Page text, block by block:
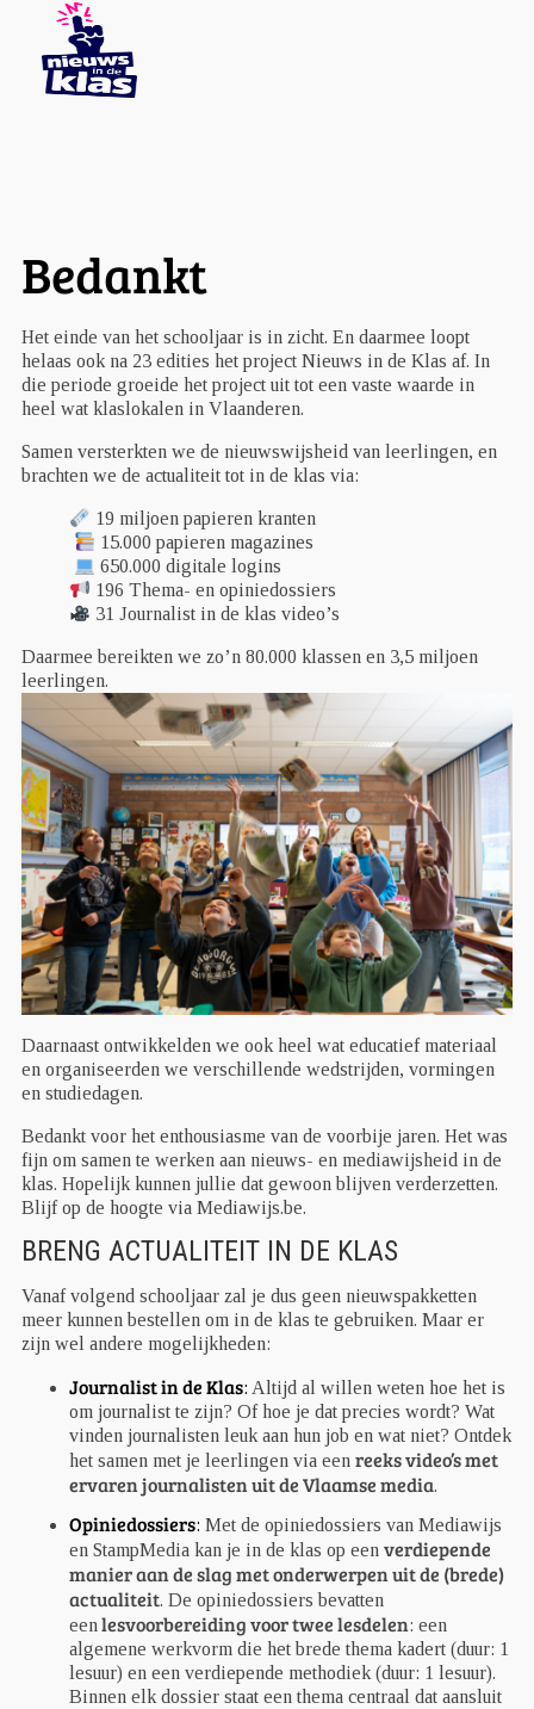
Bedankt
Het einde van het schooljaar is in zicht. En daarmee loopt
helaas ook na 23 edities het project Nieuws in de Klas af. In
die periode groeide het project uit tot een vaste waarde in
heel wat klaslokalen in Vlaanderen.
Samen versterkten we de nieuwswijsheid van leerlingen, en
brachten we de actualiteit tot in de klas via:
19 miljoen papieren kranten
15.000 papieren magazines
650.000 digitale logins
196 Thema- en opiniedossiers
31 Journalist in de klas video’s
Daarmee bereikten we zo’n 80.000 klassen en 3,5 miljoen
leerlingen.
Daarnaast ontwikkelden we ook heel wat educatief materiaal
en organiseerden we verschillende wedstrijden, vormingen
en studiedagen.
Bedankt voor het enthousiasme van de voorbije jaren. Het was
fijn om samen te werken aan nieuws- en mediawijsheid in de
klas. Hopelijk kunnen jullie dat gewoon blijven verderzetten.
Blijf op de hoogte via Mediawijs.be.
BRENG ACTUALITEIT IN DE KLAS
Vanaf volgend schooljaar zal je dus geen nieuwspakketten
meer kunnen bestellen om in de klas te gebruiken. Maar er
zijn wel andere mogelijkheden:
Journalist in de Klas: Altijd al willen weten hoe het is
om journalist te zijn? Of hoe je dat precies wordt? Wat
vinden journalisten leuk aan hun job en wat niet? Ontdek
het samen met je leerlingen via een reeks video’s met
ervaren journalisten uit de Vlaamse media.
Opiniedossiers: Met de opiniedossiers van Mediawijs
en StampMedia kan je in de klas op een verdiepende
manier aan de slag met onderwerpen uit de (brede)
actualiteit. De opiniedossiers bevatten
een lesvoorbereiding voor twee lesdelen: een
algemene werkvorm die het brede thema kadert (duur: 1
lesuur) en een verdiepende methodiek (duur: 1 lesuur).
Binnen elk dossier staat een thema centraal dat aansluit